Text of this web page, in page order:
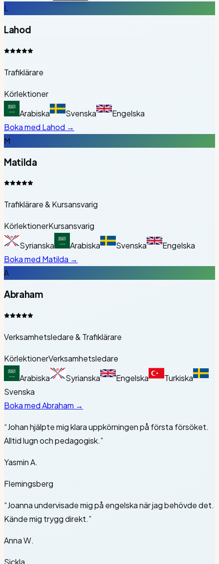
L
Lahod
Trafiklärare
Körlektioner
Arabiska
Svenska
Engelska
Boka med Lahod →
M
Matilda
Trafiklärare & Kursansvarig
KörlektionerKursansvarig
Syrianska
Arabiska Svenska
Engelska
Boka med Matilda →
A
Abraham
Verksamhetsledare & Trafiklärare
KörlektionerVerksamhetsledare
Arabiska
Syrianska Engelska
Turkiska
Svenska
Boka medAbraham →
“Johan hjälpte mig klara uppkörningen på första försöket.
Alltid lugn och pedagogisk.”
Yasmin A.
Flemingsberg
“Joanna undervisade mig på engelska när jag behövde det.
Kände mig trygg direkt.”
Anna W.
Sickla